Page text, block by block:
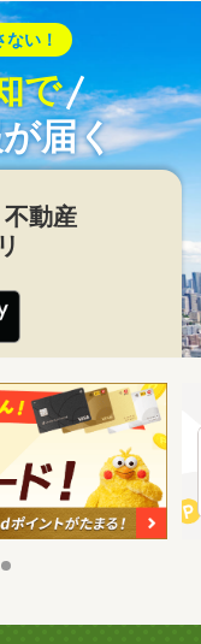
い！
で
届く
動産